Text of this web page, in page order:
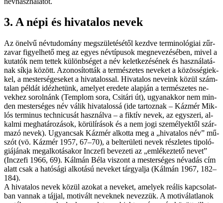
3. A né­pi és hi­va­ta­los ne­vek
Az ön­el­vű név­tu­do­mány meg­szü­le­té­sé­től kezd­ve ter­mi­no­ló­gi­ai zűr­
za­var fi­gyel­he­tő meg az egyes név­tí­pu­sok meg­ne­ve­zé­sé­ben, mi­vel a
ku­ta­tók nem tet­tek kü­lönb­sé­get a név ke­let­ke­zé­sé­nek és hasz­ná­la­tá­
nak sík­ja kö­zött. Azo­no­sí­tot­ták a ter­mé­sze­tes ne­ve­ket a kö­zös­sé­gi­ek­
kel, a mes­ter­sé­ge­se­ket a hi­va­ta­los­sal. Hi­va­ta­los ne­ve­ink kö­zül szám­
ta­lan pél­dát idéz­he­tünk, ame­lyet ere­de­te alap­ján a ter­mé­sze­tes ne­
vek­hez so­rol­nánk (Temp­lom so­ra, Csitári út), ugyan­ak­kor nem min­
den mes­ter­sé­ges név vá­lik hi­va­ta­los­sá (ide tar­toz­nak – Káz­mér Mik­
lós ter­mi­nus tech­ni­cusát hasz­nál­va – a fik­tív ne­vek, az egy­sze­ri, al­
kal­mi meg­ha­tá­ro­zá­sok, kö­rül­írá­sok és a nem jo­gi sze­mé­lyek­től szár­
ma­zó ne­vek). Ugyan­csak Káz­mér al­kot­ta meg a „hi­va­ta­los név” mű­
szót (vö. Káz­mér 1957, 67–70), a bel­te­rü­le­ti ne­vek rész­le­tes ti­po­ló­
gi­á­já­nak meg­al­ko­tá­sa­kor Inczefi be­ve­ze­ti az „em­lé­kez­te­tő ne­vet”
(Inczefi 1966, 69). Kál­mán Bé­la vi­szont a mes­ter­sé­ges név­adás cím
alatt csak a ha­tó­sá­gi al­ko­tá­sú ne­ve­ket tár­gyal­ja (Kál­mán 1967, 182–
184).
A hi­va­ta­los ne­vek kö­zül azo­kat a ne­ve­ket, ame­lyek re­á­lis kap­cso­lat­
ban van­nak a táj­jal, mo­ti­vált ne­vek­nek ne­vez­zük. A mo­ti­vá­lat­la­nok